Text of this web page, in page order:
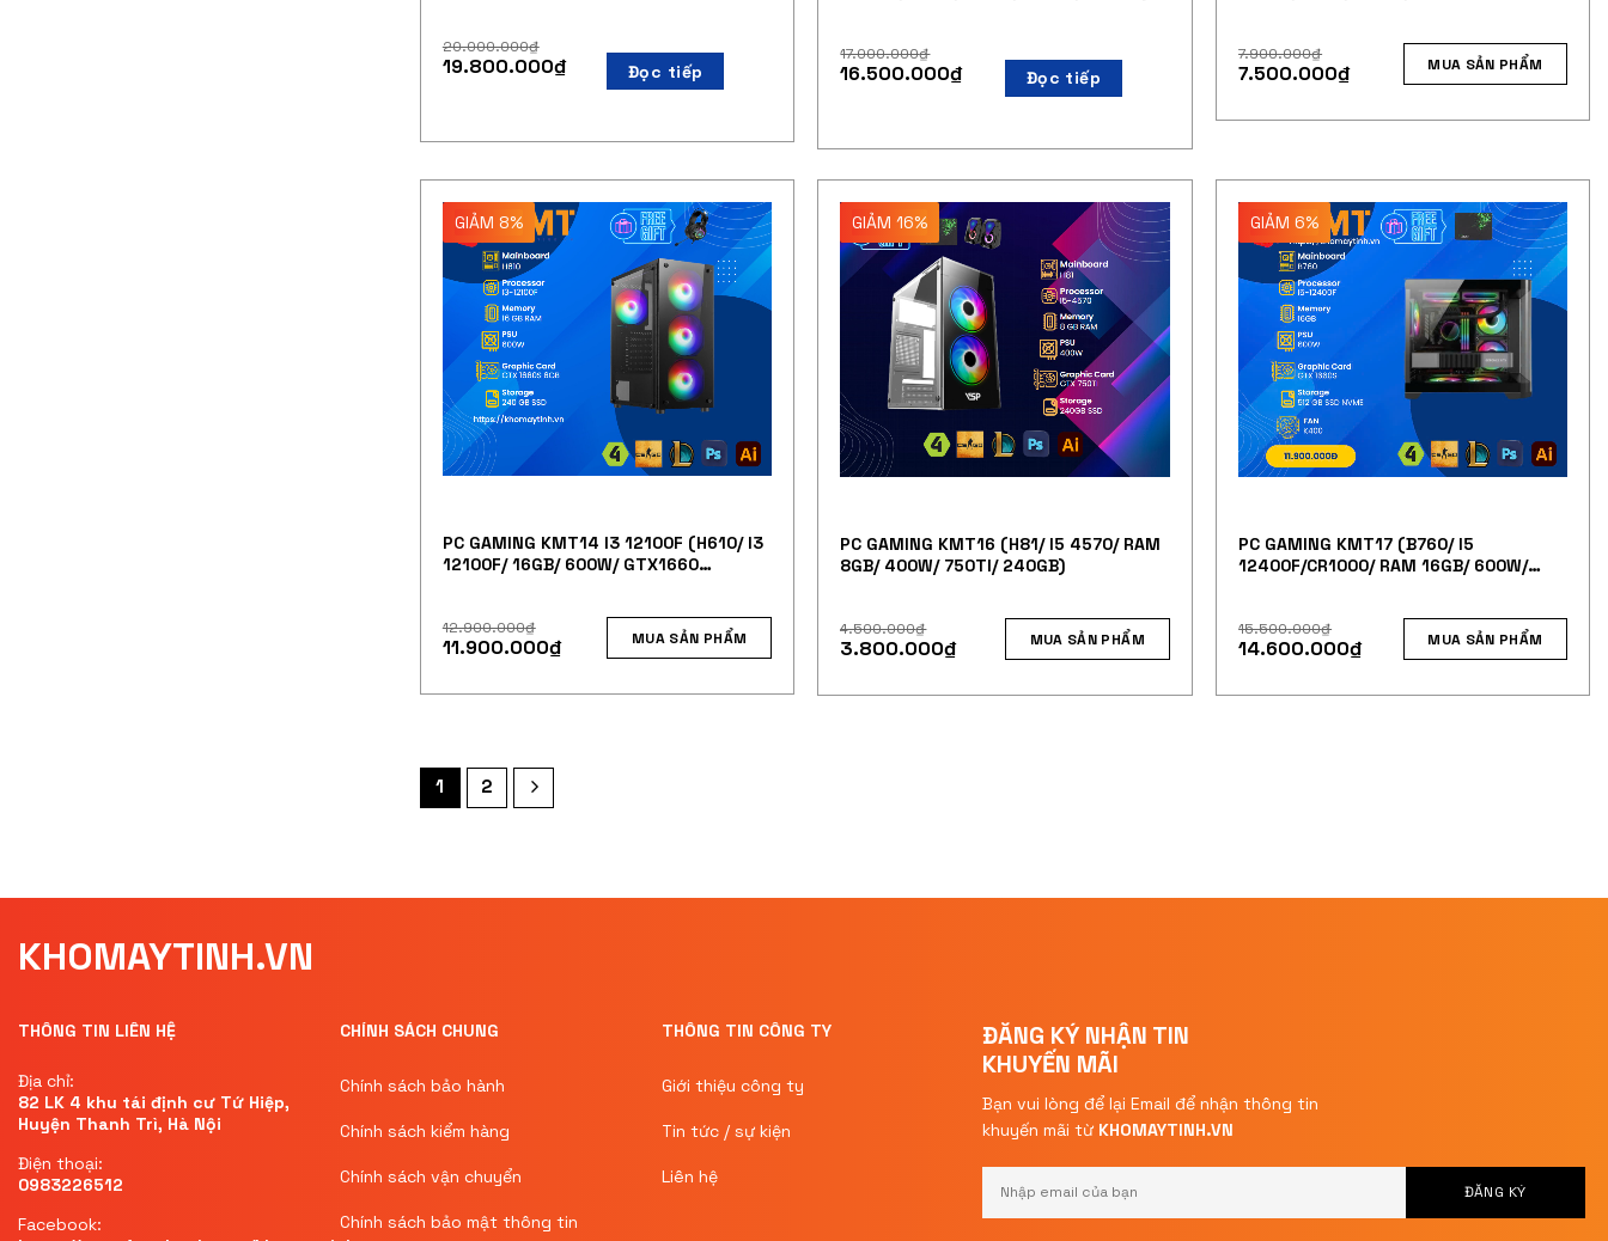
20.000.000₫
19.800.000₫ Đọc tiếp
17.000.000₫
16.500.000₫ Đọc tiếp
7.900.000₫
7.500.000₫ MUA SẢN PHẨM
GIẢM 8%
PC GAMING KMT14 I3 12100F (H610/ I3
12100F/ 16GB/ 600W/ GTX1660
12.900.000₫
11.900.000₫ MUA SẢN PHẨM
GIẢM 16%
PC GAMING KMT16 (H81/ I5 4570/ RAM
8GB/ 400W/ 750TI/ 240GB)
4.500.000₫
3.800.000₫ MUA SẢN PHẨM
GIẢM 6%
PC GAMING KMT17 (B760/ I5
12400F/CR1000/ RAM 16GB/ 600W/
15.500.000₫
14.600.000₫ MUA SẢN PHẨM
1 2
KHOMAYTINH.VN
THÔNG TIN LIÊN HỆ
Địa chỉ:
82 LK 4 khu tái định cư Tứ Hiệp,
Huyện Thanh Trì, Hà Nội
Điện thoại:
0983226512
Facebook:
CHÍNH SÁCH CHUNG
Chính sách bảo hành
Chính sách kiểm hàng
Chính sách vận chuyển
Chính sách bảo mật thông tin
THÔNG TIN CÔNG TY
Giới thiệu công ty
Tin tức / sự kiện
Liên hệ
ĐĂNG KÝ NHẬN TIN
KHUYẾN MÃI
Bạn vui lòng để lại Email để nhận thông tin
khuyến mãi từ KHOMAYTINH.VN